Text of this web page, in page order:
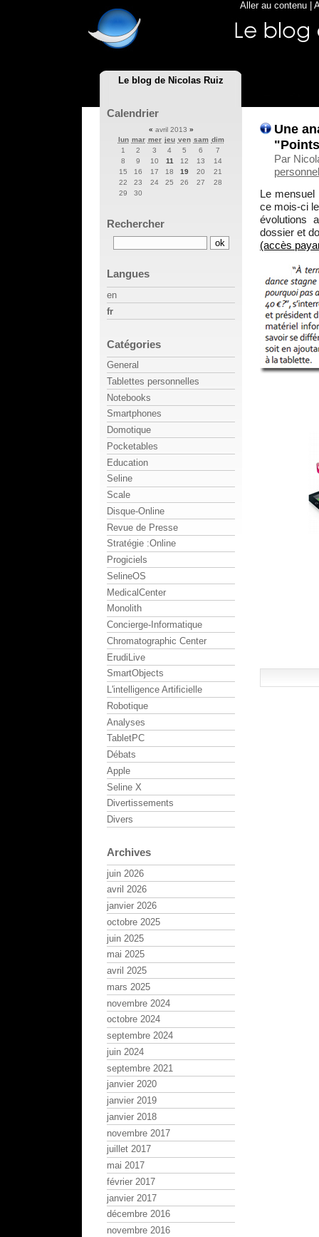
Le blog de Nicolas Ruiz
Aller au contenu
Une
Par
Le mensuel
ce mois-ci
évolutions
dossier et
(accès
Calendrier
« avril 2013 »
lun mar mer jeu ven sam dim
1
2 3 4 5 6
7
8
9 10 11 12 13
14
15
16 17 18 19 20
21
22
23 24 25 26 27
28
29
30
Rechercher
Langues
en
fr
Catégories
General
Tablettes personnelles
Notebooks
Smartphones
Domotique
Pocketables
Education
Seline
Scale
Disque-Online
Revue de Presse
Stratégie :Online
Progiciels
SelineOS
MedicalCenter
Monolith
Concierge-Informatique
Chromatographic Center
ErudiLive
SmartObjects
L'intelligence Artificielle
Robotique
Analyses
TabletPC
Débats
Apple
Seline X
Divertissements
Divers
Archives
juin 2026
avril 2026
janvier 2026
octobre 2025
juin 2025
mai 2025
avril 2025
mars 2025
novembre 2024
octobre 2024
septembre 2024
juin 2024
septembre 2021
janvier 2020
janvier 2019
janvier 2018
novembre 2017
juillet 2017
mai 2017
février 2017
janvier 2017
décembre 2016
novembre 2016